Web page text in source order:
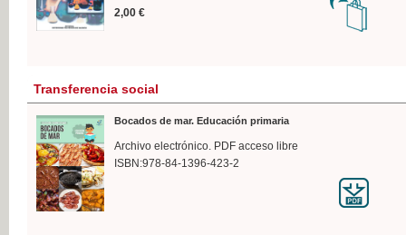
2,00 €
Transferencia social
Bocados de mar. Educación primaria
Archivo electrónico. PDF acceso libre
ISBN:978-84-1396-423-2